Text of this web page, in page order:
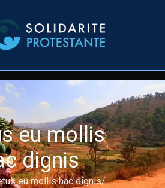
eu mollis
dignis
eu mollis hac dignis